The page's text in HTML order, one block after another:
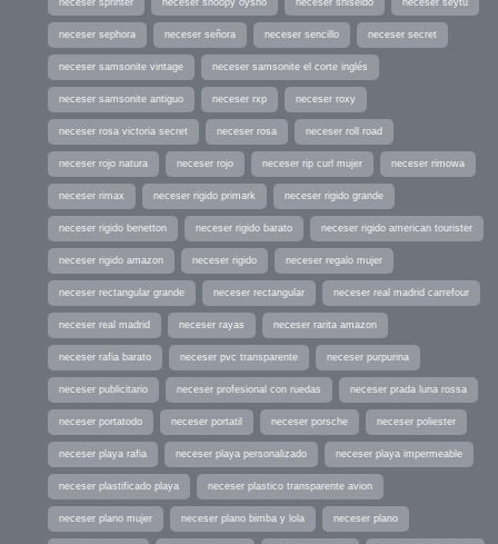
neceser sprinter neceser snoopy oysho neceser shiseido neceser seytu
neceser sephora neceser señora neceser sencillo neceser secret
neceser samsonite vintage neceser samsonite el corte inglés
neceser samsonite antiguo neceser rxp neceser roxy
neceser rosa victoria secret neceser rosa neceser roll road
neceser rojo natura neceser rojo neceser rip curl mujer neceser rimowa
neceser rimax neceser rigido primark neceser rigido grande
neceser rigido benetton neceser rigido barato neceser rigido american tourister
neceser rigido amazon neceser rigido neceser regalo mujer
neceser rectangular grande neceser rectangular neceser real madrid carrefour
neceser real madrid neceser rayas neceser rarita amazon
neceser rafia barato neceser pvc transparente neceser purpurina
neceser publicitario neceser profesional con ruedas neceser prada luna rossa
neceser portatodo neceser portatil neceser porsche neceser poliester
neceser playa rafia neceser playa personalizado neceser playa impermeable
neceser plastificado playa neceser plastico transparente avion
neceser plano mujer neceser plano bimba y lola neceser plano